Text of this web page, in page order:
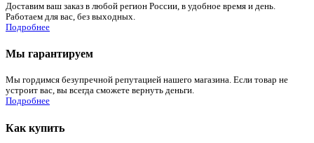
Доставим ваш заказ в любой регион России, в удобное время и день.
Работаем для вас, без выходных.
Подробнее
Мы гарантируем
Мы гордимся безупречной репутацией нашего магазина. Если товар не
устроит вас, вы всегда сможете вернуть деньги.
Подробнее
Как купить